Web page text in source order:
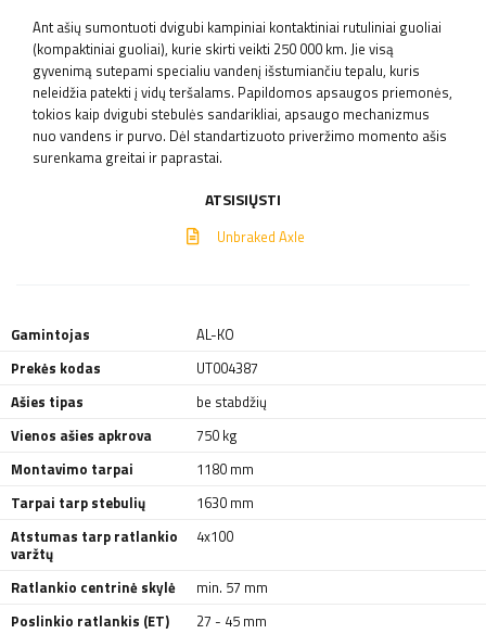
Ant ašių sumontuoti dvigubi kampiniai kontaktiniai rutuliniai guoliai
(kompaktiniai guoliai), kurie skirti veikti 250 000 km. Jie visą
gyvenimą sutepami specialiu vandenį išstumiančiu tepalu, kuris
neleidžia patekti į vidų teršalams. Papildomos apsaugos priemonės,
tokios kaip dvigubi stebulės sandarikliai, apsaugo mechanizmus
nuo vandens ir purvo. Dėl standartizuoto priveržimo momento ašis
surenkama greitai ir paprastai.
ATSISIŲSTI
Unbraked Axle
Gamintojas
AL-KO
Prekės kodas
UT004387
Ašies tipas
be stabdžių
Vienos ašies apkrova
750 kg
Montavimo tarpai
1180 mm
Tarpai tarp stebulių
1630 mm
Atstumas tarp ratlankio
varžtų
4x100
Ratlankio centrinė skylė
min. 57 mm
Poslinkio ratlankis (ET)
27 - 45 mm